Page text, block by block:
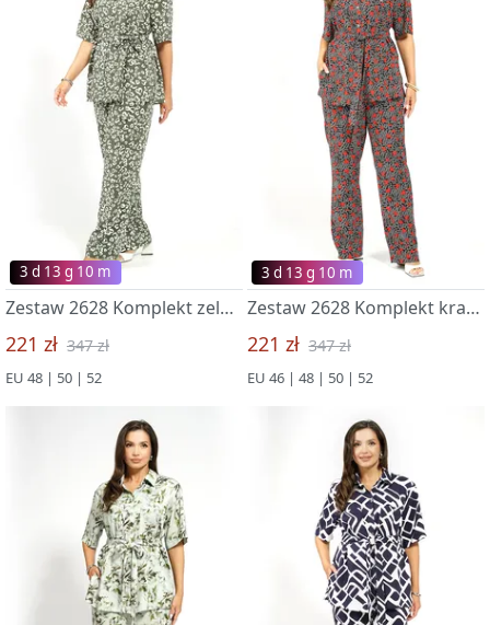
3 d 13 g 09 m
Zestaw 2628 Komplekt zelenye serdechki
221 zł 347 zł
EU 48 | 50 | 52
3 d 13 g 09 m
Zestaw 2628 Komplekt krasnye serdechki
221 zł 347 zł
EU 46 | 48 | 50 | 52